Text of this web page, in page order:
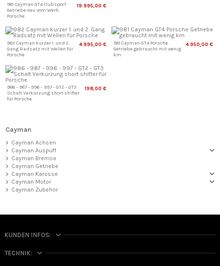
981 Cayman GT4 Clubsport
Getriebe neu vom Werk
Porsche
19.995,00 €
982 Cayman kurzer 1. und 2.
Gang Radsatz mit Wellen für
Porsche
4.995,00 €
981 Cayman GT4 Porsche
Getriebe gebraucht mit wenig
km
4.950,00 €
986 - 987 - 996 - 997 - GT2 - GT3
Schalt Verkürzung short shifter
für Porsche
198,00 €
Cayman
Cayman Achsen
Cayman Auspuff
Cayman Bremse
Cayman Getriebe
Cayman Karosse
Cayman Motor
Cayman Zubehör
KUNDEN INFOS:
TECHNIK: